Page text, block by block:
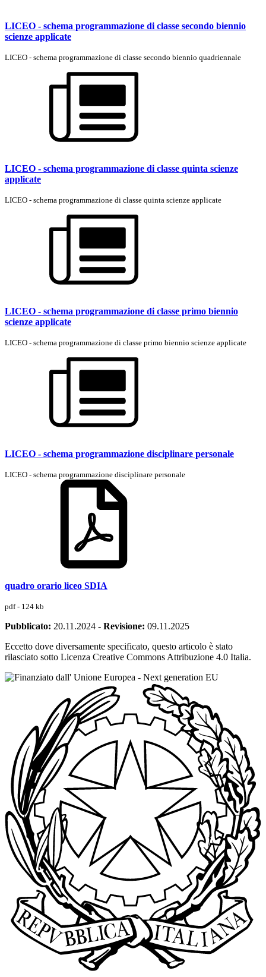
LICEO - schema programmazione di classe secondo biennio
scienze applicate
LICEO - schema programmazione di classe secondo biennio quadriennale
LICEO - schema programmazione di classe quinta scienze
applicate
LICEO - schema programmazione di classe quinta scienze applicate
LICEO - schema programmazione di classe primo biennio
scienze applicate
LICEO - schema programmazione di classe primo biennio scienze applicate
LICEO - schema programmazione disciplinare personale
LICEO - schema programmazione disciplinare personale
quadro orario liceo SDIA
pdf - 124 kb
Pubblicato: 20.11.2024 - Revisione: 09.11.2025
Eccetto dove diversamente specificato, questo articolo è stato
rilasciato sotto Licenza Creative Commons Attribuzione 4.0 Italia.